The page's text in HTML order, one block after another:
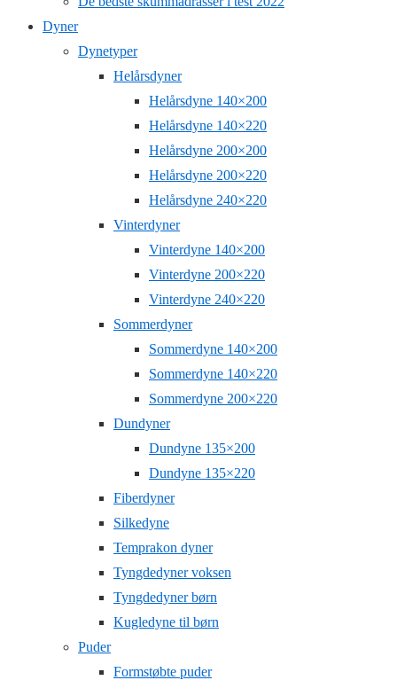
Dyner
Dynetyper
Helårsdyner
Helårsdyne 140×200
Helårsdyne 140×220
Helårsdyne 200×200
Helårsdyne 200×220
Helårsdyne 240×220
Vinterdyner
Vinterdyne 140×200
Vinterdyne 200×220
Vinterdyne 240×220
Sommerdyner
Sommerdyne 140×200
Sommerdyne 140×220
Sommerdyne 200×220
Dundyner
Dundyne 135×200
Dundyne 135×220
Fiberdyner
Silkedyne
Temprakon dyner
Tyngdedyner voksen
Tyngdedyner børn
Kugledyne til børn
Puder
Formstøbte puder